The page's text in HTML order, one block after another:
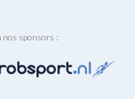
nos sponsors :